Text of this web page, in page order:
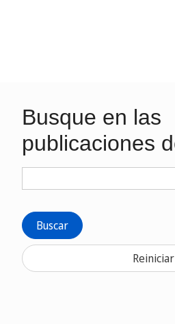
Busque en las
publicaciones
Buscar
Reiniciar